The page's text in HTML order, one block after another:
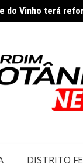
do Vinho terá
DISTRITO